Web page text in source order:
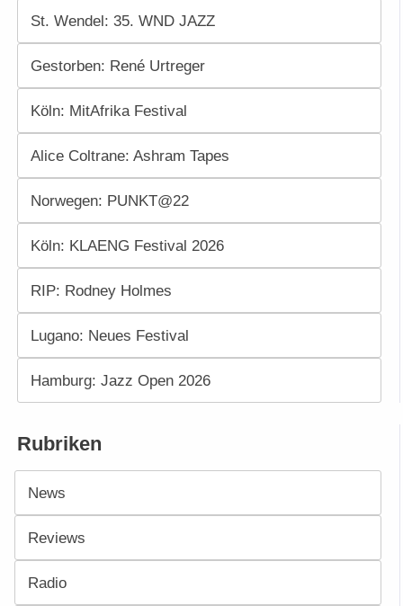
St. Wendel: 35. WND JAZZ
Gestorben: René Urtreger
Köln: MitAfrika Festival
Alice Coltrane: Ashram Tapes
Norwegen: PUNKT@22
Köln: KLAENG Festival 2026
RIP: Rodney Holmes
Lugano: Neues Festival
Hamburg: Jazz Open 2026
Rubriken
News
Reviews
Radio